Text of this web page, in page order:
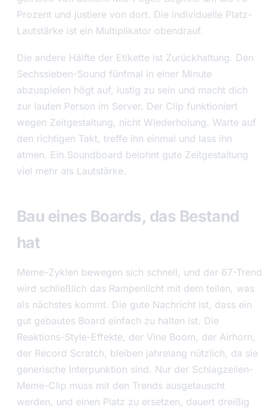
Prozent und justiere von dort. Die individuelle Platz-
Lautstärke ist ein Multiplikator obendrauf.
Die andere Hälfte der Etikette ist Zurückhaltung. Den
Sechssieben-Sound fünfmal in einer Minute
abzuspielen högt auf, lustig zu sein und macht dich
zur lauten Person im Server. Der Clip funktioniert
wegen Zeitgestaltung, nicht Wiederholung. Warte auf
den richtigen Takt, treffe ihn einmal und lass ihn
atmen. Ein Soundboard belohnt gute Zeitgestaltung
viel mehr als Lautstärke.
Bau eines Boards, das Bestand
hat
Meme-Zyklen bewegen sich schnell, und der 67-Trend
wird schließlich das Rampenlicht mit dem teilen, was
als nächstes kommt. Die gute Nachricht ist, dass ein
gut gebautes Board einfach zu halten ist. Die
Reaktions-Style-Effekte, der Vine Boom, der Airhorn,
der Record Scratch, bleiben jahrelang nützlich, da sie
generische Interpunktion sind. Nur der Schlagzeilen-
Meme-Clip muss mit den Trends ausgetauscht
werden, und einen Platz zu ersetzen, dauert dreißig